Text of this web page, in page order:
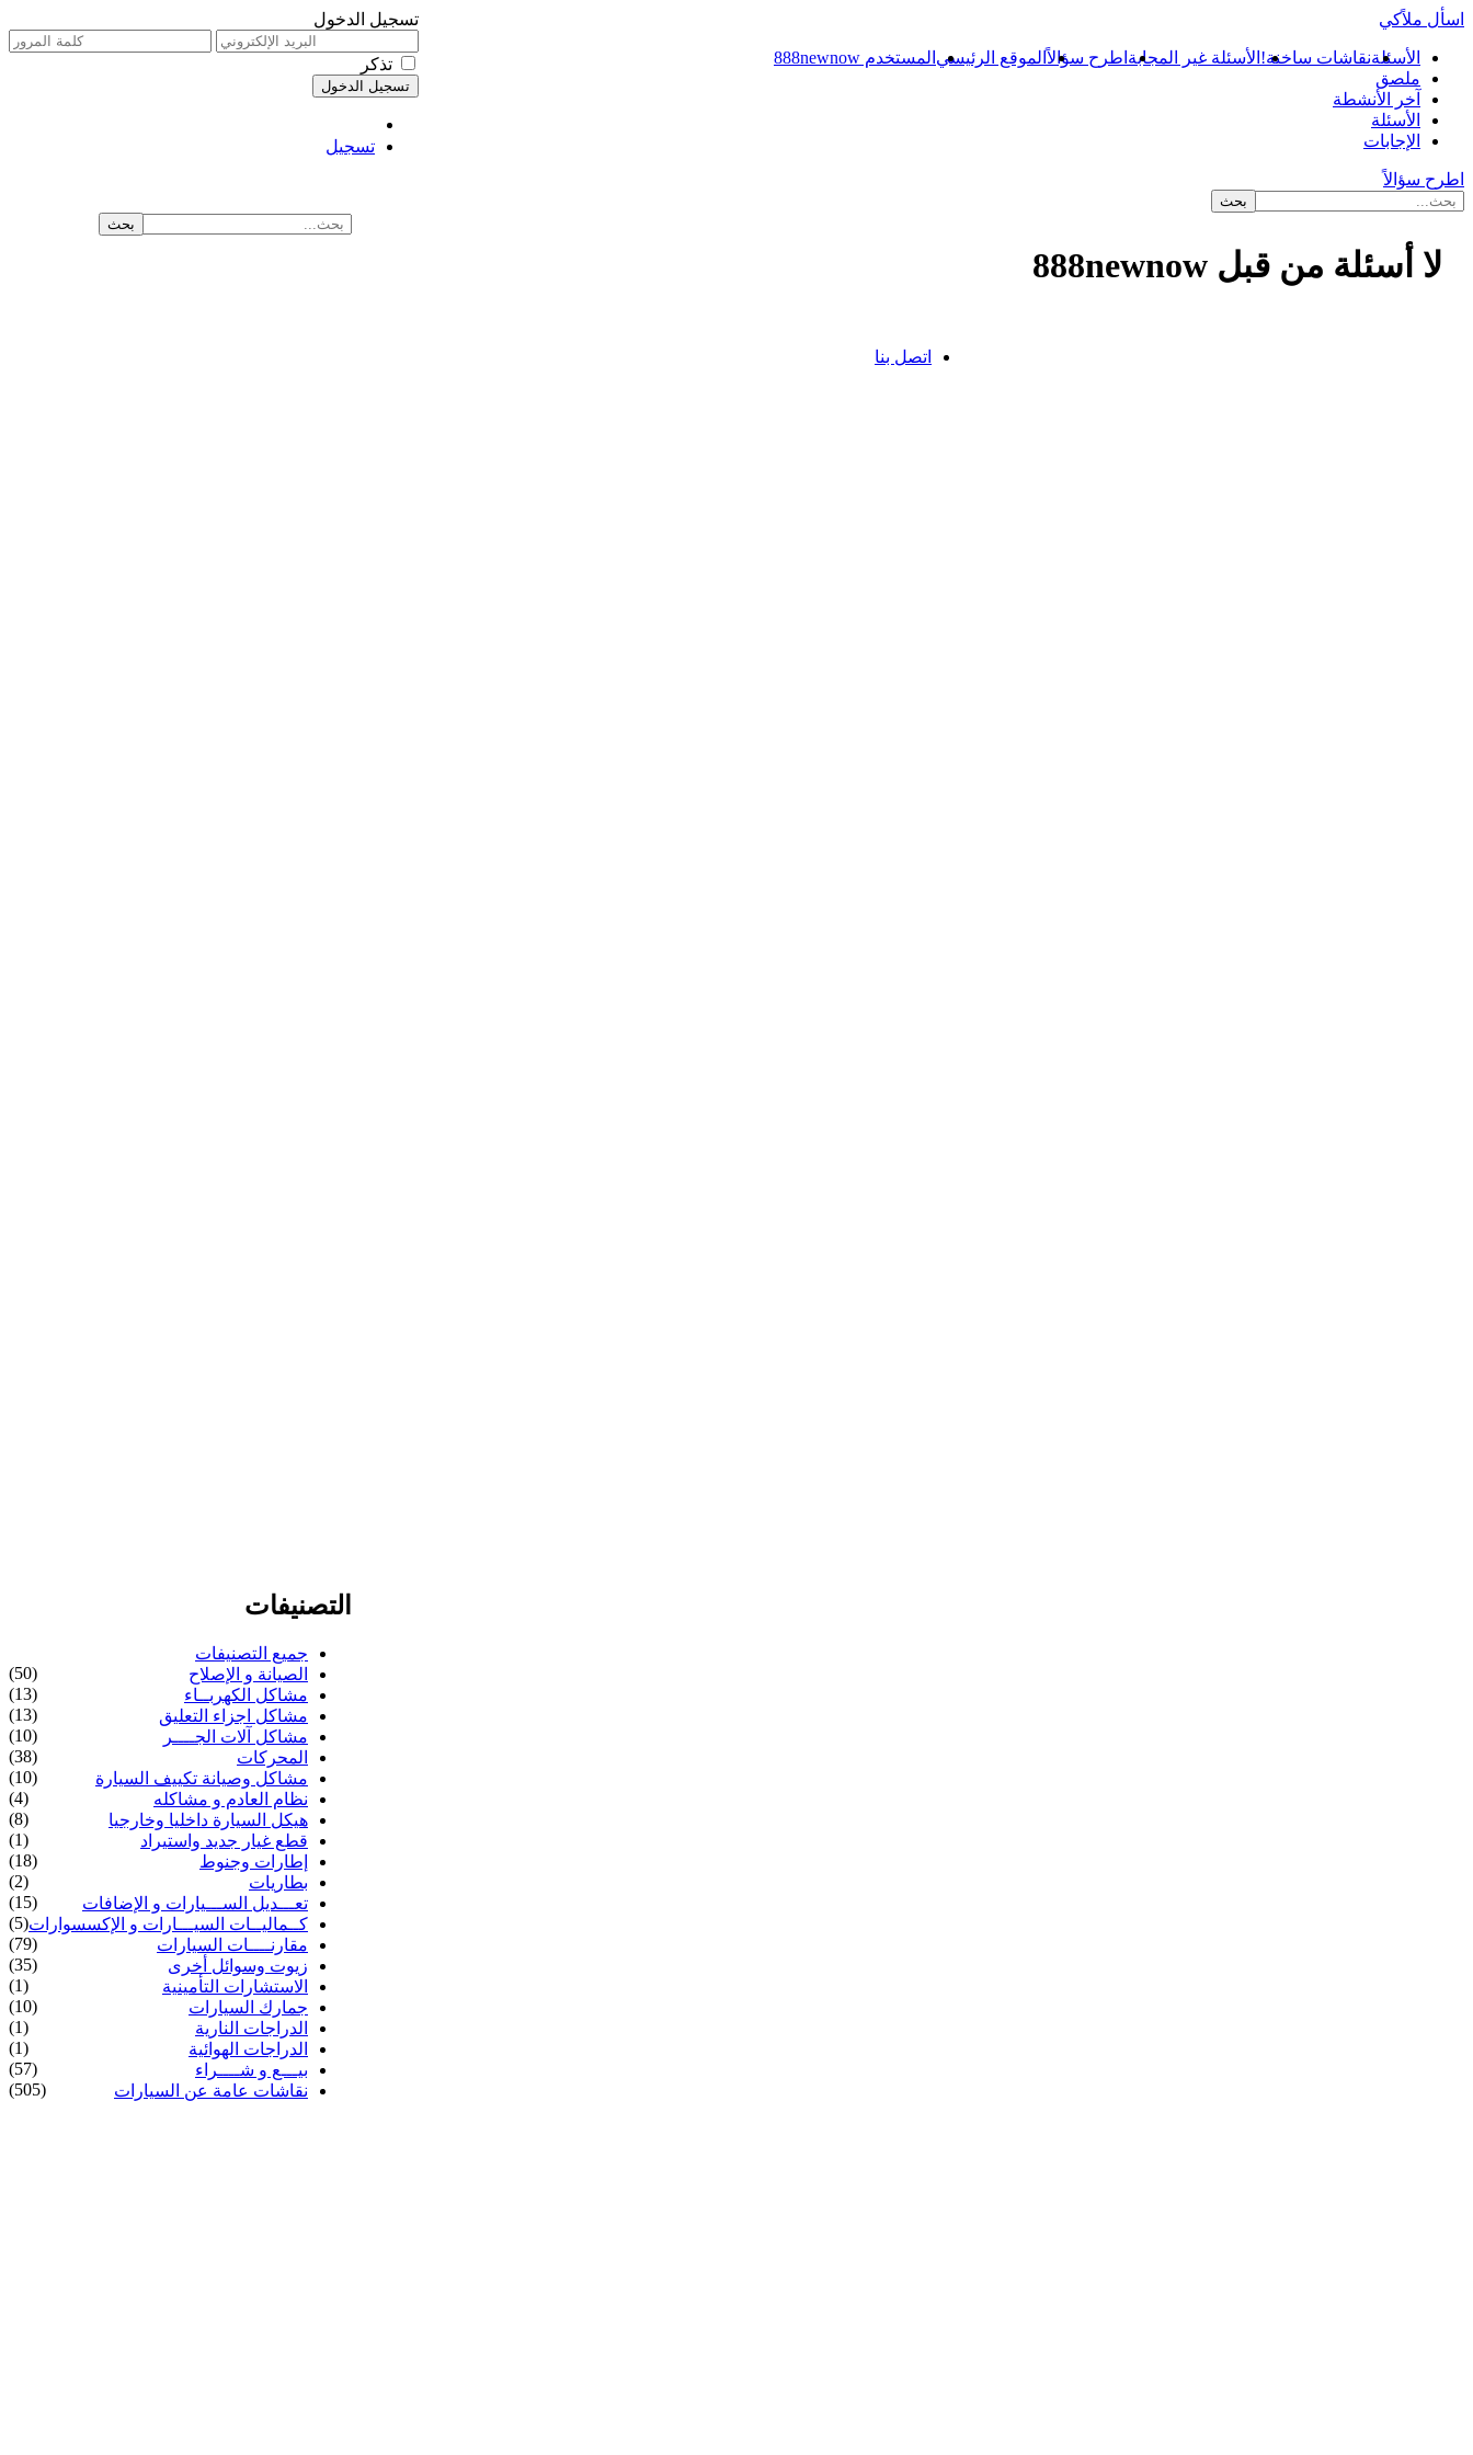
تسجيل الدخول
تذكر
تسجيل
اسأل ملاًكي
الأسئلةنقاشات ساخنة! الأسئلة غير المجابة اطرح سؤالاًالموقع الرئيسي المستخدم 888newnow
ملصق
آخر الأنشطة
الأسئلة
الإجابات
اطرح سؤالاً
لا أسئلة من قبل 888newnow
التصنيفات
جميع التصنيفات
الصيانة و الإصلاح
(50)
مشاكل الكهربــاء
(13)
مشاكل اجزاء التعليق
(13)
مشاكل آلات الجــــر
(10)
المحركات
(38)
مشاكل وصيانة تكييف السيارة
(10)
نظام العادم و مشاكله
(4)
هيكل السيارة داخليا وخارجيا
(8)
قطع غيار جديد واستيراد
(1)
إطارات وجنوط
(18)
بطاريات
(2)
تعـــديل الســـيارات و الإضافات
(15)
كــماليــات السيـــارات و الإكسسوارات(5)
مقارنــــات السيارات
(79)
زيوت وسوائل أخرى
(35)
الاستشارات التأمينية
(1)
جمارك السيارات
(10)
الدراجات النارية
(1)
الدراجات الهوائية
(1)
بيـــع و شــــراء
(57)
نقاشات عامة عن السيارات
(505)
اتصل بنا